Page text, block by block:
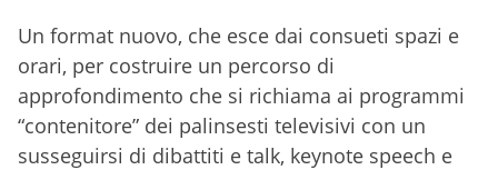
Un format nuovo, che esce dai consueti spazi e
orari, per costruire un percorso di
approfondimento che si richiama ai programmi
“contenitore” dei palinsesti televisivi con un
susseguirsi di dibattiti e talk, keynote speech e